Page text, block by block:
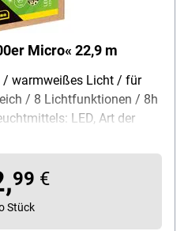
Micro« 22,9 m
/ warmweißes Licht / für
/ 8 Lichtfunktionen / 8h
LED, Art der
Lichterkette
99 €
Stück